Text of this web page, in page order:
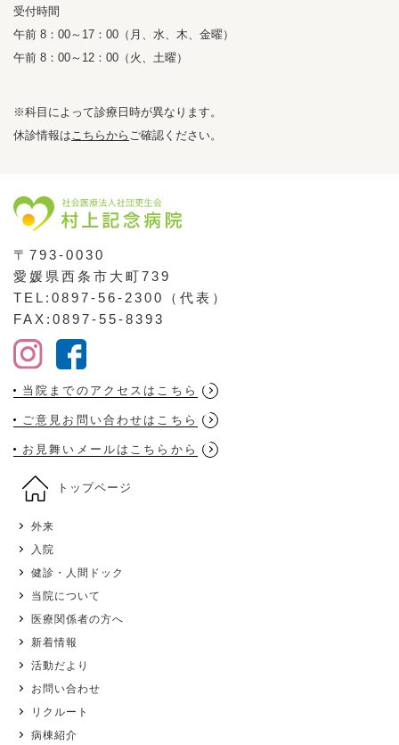
受付時間
午前 8：00～17：00（月、水、木、金曜）
午前 8：00～12：00（火、土曜）
※科目によって診療日時が異なります。
休診情報はこちらから ご確認ください。
〒793-0030
愛媛県西条市大町739
TEL:0897-56-2300（代表）
FAX:0897-55-8393
当院までのアクセスはこちら
ご意見お問い合わせはこちら
お見舞いメールはこちらから
トップページ
外来
入院
健診・人間ドック
当院について
医療関係者の方へ
新着情報
活動だより
お問い合わせ
リクルート
病棟紹介